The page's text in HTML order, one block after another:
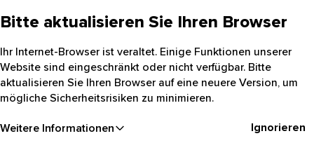
Bitte aktualisieren Sie Ihren Browser
Ihr Internet-Browser ist veraltet. Einige Funktionen unserer
Website sind eingeschränkt oder nicht verfügbar. Bitte
aktualisieren Sie Ihren Browser auf eine neuere Version, um
mögliche Sicherheitsrisiken zu minimieren.
Weitere Informationen Ignorieren